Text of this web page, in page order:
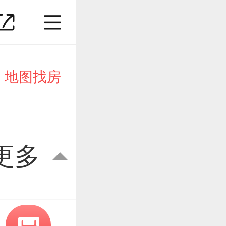
地图找房
多